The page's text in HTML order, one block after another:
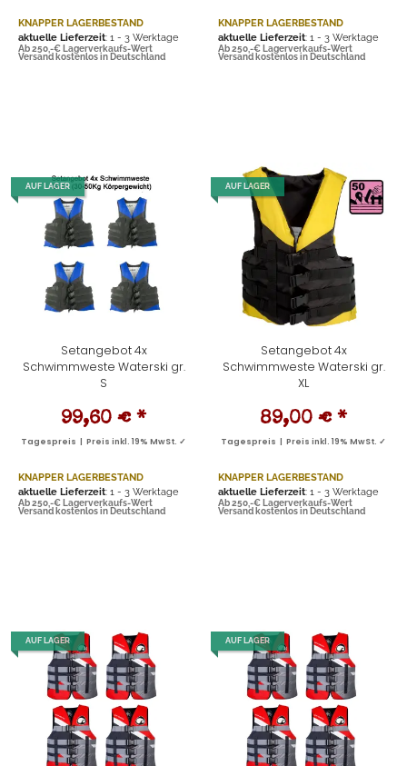
KNAPPER LAGERBESTAND
aktuelle Lieferzeit: 1 - 3 Werktage
Ab 250,-€ Lagerverkaufs-Wert
Versand kostenlos in Deutschland
KNAPPER LAGERBESTAND
aktuelle Lieferzeit: 1 - 3 Werktage
Ab 250,-€ Lagerverkaufs-Wert
Versand kostenlos in Deutschland
AUF LAGER
Setangebot 4x
Schwimmweste Waterski gr.
S
99,60 € *
Tagespreis | Preis inkl. 19% MwSt. ✓
KNAPPER LAGERBESTAND
aktuelle Lieferzeit: 1 - 3 Werktage
Ab 250,-€ Lagerverkaufs-Wert
Versand kostenlos in Deutschland
AUF LAGER
Setangebot 4x
Schwimmweste Waterski gr.
XL
89,00 € *
Tagespreis | Preis inkl. 19% MwSt. ✓
KNAPPER LAGERBESTAND
aktuelle Lieferzeit: 1 - 3 Werktage
Ab 250,-€ Lagerverkaufs-Wert
Versand kostenlos in Deutschland
AUF LAGER AUF LAGER